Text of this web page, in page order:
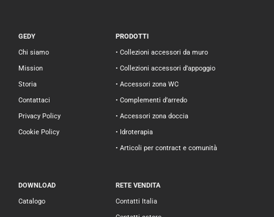
GEDY
Chi siamo
Mission
Storia
Contattaci
Privacy Policy
Cookie Policy
PRODOTTI
• Collezioni accessori da muro
• Collezioni accessori d’appoggio
• Accessori zona WC
• Complementi d’arredo
• Accessori zona doccia
• Idroterapia
• Articoli per contract e comunità
DOWNLOAD
Catalogo
RETE VENDITA
Contatti Italia